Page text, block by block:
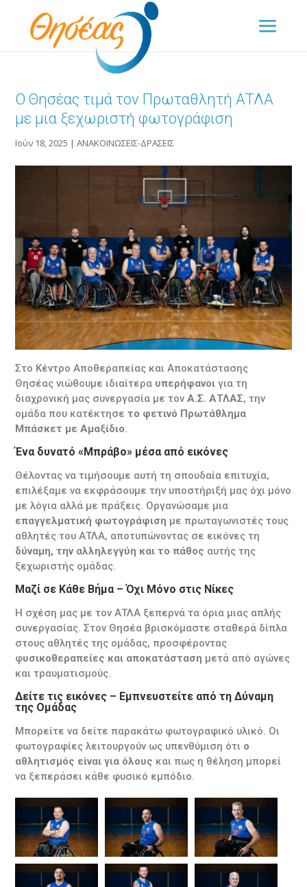
Ο Θησέας τιμά τον Πρωταθλητή ΑΤΛΑ
με μια ξεχωριστή φωτογράφιση
Ιούν 18, 2025 |ΑΝΑΚΟΙΝΩΣΕΙΣ-ΔΡΑΣΕΙΣ
Στο Κέντρο Αποθεραπείας και Αποκατάστασης
Θησέας νιώθουμε ιδιαίτερα υπερήφανοι για τη
διαχρονική μας συνεργασία με τονΑ.Σ. ΑΤΛΑΣ, την
ομάδα που κατέκτησετο φετινό Πρωτάθλημα
Μπάσκετ με Αμαξίδιο.
Ένα δυνατό «Μπράβο» μέσα από εικόνες
Θέλοντας να τιμήσουμε αυτή τη σπουδαία επιτυχία,
επιλέξαμε να εκφράσουμε την υποστήριξή μας όχι μόνο
με λόγια αλλά με πράξεις. Οργανώσαμε μια
επαγγελματική φωτογράφιση με πρωταγωνιστές τους
αθλητές του ΑΤΛΑ, αποτυπώνοντας σε εικόνες τη
δύναμη, την αλληλεγγύη και το πάθος αυτής της
ξεχωριστής ομάδας.
Μαζί σε Κάθε Βήμα – Όχι Μόνο στις Νίκες
Η σχέση μας με τον ΑΤΛΑ ξεπερνά τα όρια μιας απλής
συνεργασίας. Στον Θησέα βρισκόμαστε σταθερά δίπλα
στους αθλητές της ομάδας, προσφέροντας
φυσικοθεραπείες και αποκατάσταση μετά από αγώνες
και τραυματισμούς.
Δείτε τις εικόνες – Εμπνευστείτε από τη Δύναμη
της Ομάδας
Μπορείτε να δείτε παρακάτω φωτογραφικό υλικό. Οι
φωτογραφίες λειτουργούν ως υπενθύμιση ότι ο
αθλητισμός είναι για όλους και πως η θέληση μπορεί
να ξεπεράσει κάθε φυσικό εμπόδιο.